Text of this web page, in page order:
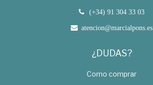
(+34) 91 304 33 03
atencion@marcialpons.es
¿DUDAS?
Como comprar